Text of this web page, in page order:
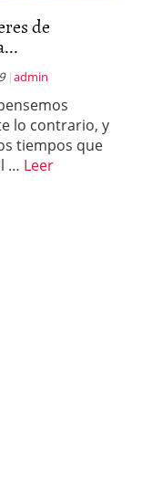
de
admin
lo contrario, y
tiempos que
… Leer